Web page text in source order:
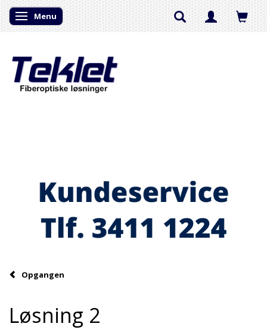
Skifte navigation
Menu
Opgangen
Løsning 2